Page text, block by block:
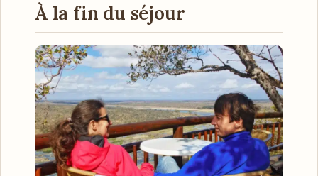
À la fin du séjour